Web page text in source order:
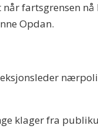
fartsgrensen
Opdan.
klager fra